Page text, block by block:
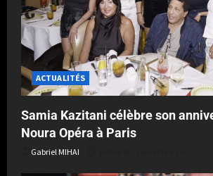
ACTUALITÉS
Samia Kazitani célèbre son
Noura Opéra à Paris
Gabriel MIHAI